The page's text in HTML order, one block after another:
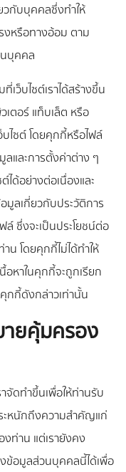
กับบุคคลซึ่งทำให้
งหรือทางอ้อม ตาม
บุคคล
เว็บไซต์เราได้สร้างขึ้น
ตอร์ แท็บเล็ต หรือ
บไซต์ โดยคุกกี้หรือไฟล์
และการตั้งค่าต่าง ๆ
ได้อย่างต่อเนื่องและ
มูลเกี่ยวกับประวัติการ
ล์ ซึ่งจะเป็นประโยชน์ต่อ
โดยคุกกี้ไม่ได้ทำให้
หาในคุกกี้จะถูกเรียก
กกี้ดังกล่าวเท่านั้น
ายคุ้มครอง
ดทำขึ้นเพื่อให้ท่านรับ
ะหนักถึงความสำคัญแก่
ท่าน แต่เรายังคง
ข้อมูลส่วนบุคคลนี้ได้เพื่อ